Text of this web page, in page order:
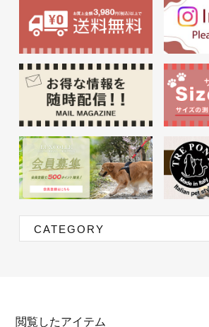
CATEGORY
閲覧したアイテム